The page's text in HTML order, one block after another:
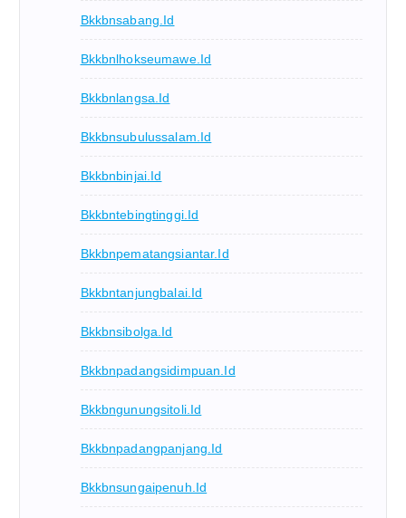
Bkkbnsabang.id
Bkkbnlhokseumawe.id
Bkkbnlangsa.id
Bkkbnsubulussalam.id
Bkkbnbinjai.id
Bkkbntebingtinggi.id
Bkkbnpematangsiantar.id
Bkkbntanjungbalai.id
Bkkbnsibolga.id
Bkkbnpadangsidimpuan.id
Bkkbngunungsitoli.id
Bkkbnpadangpanjang.id
Bkkbnsungaipenuh.id